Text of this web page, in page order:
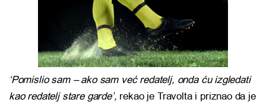
‘Pomislio sam – ako sam već redatelj, onda ću izgledati
kao redatelj stare garde’, rekao je Travolta i priznao da je